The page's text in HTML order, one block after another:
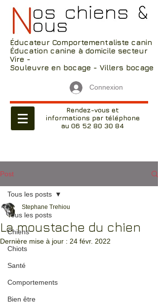
Éducateur Comportementaliste canin
Éducation canine à domicile secteur
Vire -
Souleuvre en bocage - Villers bocage
Connexion
Rendez-vous et
informations par téléphone
au 06 52 80 30 84
Post
Tous les posts
Chiens
Chiots
Santé
Comportements
Bien être
Tous les posts
La moustache du chien
Stephane Trehiou
Dernière mise à jour : 24 févr. 2022